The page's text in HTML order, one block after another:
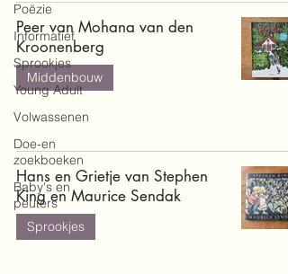
Poëzie
Informatief
Sprookjes
Young Adult
Volwassenen
Doe-en
zoekboeken
Baby's en
peuters
Peer van Mohana van den
Kroonenberg
Middenbouw
Hans en Grietje van Stephen
King en Maurice Sendak
Sprookjes